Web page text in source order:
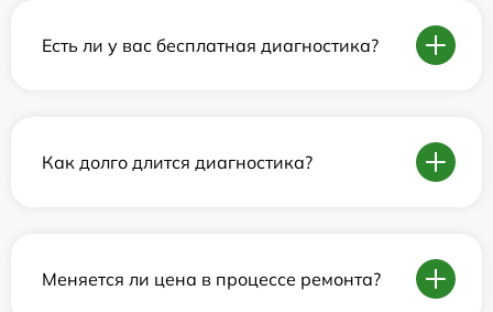
Есть ли у вас бесплатная диагностика?
Как долго длится диагностика?
Меняется ли цена в процессе ремонта?